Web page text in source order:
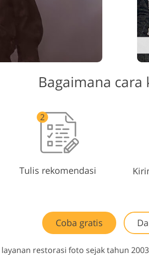
Bagaimana cara
Tulis rekomendasi
Coba gratis
restorasi foto sejak tahun